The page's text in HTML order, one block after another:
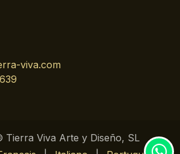
viva.com
Tierra Viva Arte y Diseño, SL